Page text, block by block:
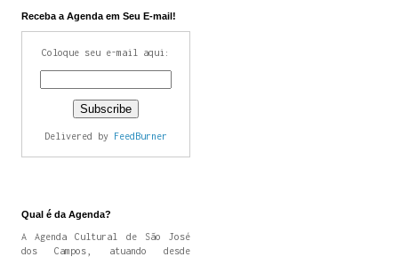
Receba a Agenda em Seu E-mail!
Coloque seu e-mail aqui:
Delivered by FeedBurner
Qual é da Agenda?
A Agenda Cultural de São José
dos Campos, atuando desde